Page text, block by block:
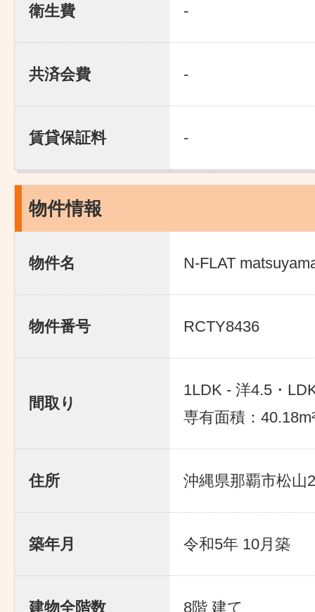
衛生費 -
共済会費 -
賃貸保証料 -
物件情報
物件名 N-FLAT
物件番号 RCTY8436
間取り
1LDK - 洋4.5・
専有面積：
住所 沖縄県那覇市松山
築年月 令和5年 10月築
建物全階数 8階 建て